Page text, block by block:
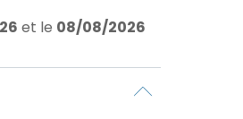
et le 08/08/2026